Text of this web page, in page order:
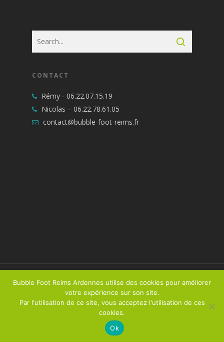
CONTACT
Rémy - 06.22.07.15.19
Nicolas – 06.22.78.61.05
contact@bubble-foot-reims.fr
© 2026 Bubble Foot Reims Ardennes. Tous droits
Réalisé par Talacom/Mentions légales
Bubble Foot Reims Ardennes utilise des cookies pour améliorer
votre expérience sur son site.
Par l'utilisation de ce site, vous acceptez l'utilisation de ces
cookies.
Ok